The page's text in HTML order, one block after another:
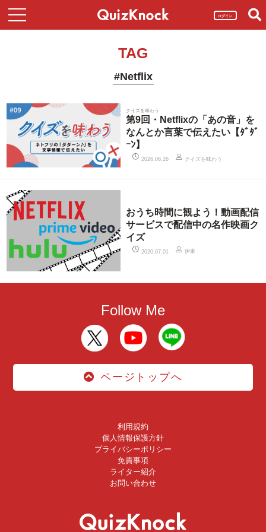
ログイン
TAG
#Netflix
クイズを味わう
第9回・Netflixの「あの音」を
なんとか言葉で伝えたい【ﾀﾞﾀﾞ
ｰﾝ】
2026.06.26 クイズを味わう
おうち時間に観よう！動画配信
サービスで配信中の名作映画ク
イズ
2020.07.01 伊東
Follow Me
ページトップへ
利用規約
個人情報保護方針
プライバシーポリシー
免責事項
ライター紹介
お問い合わせ